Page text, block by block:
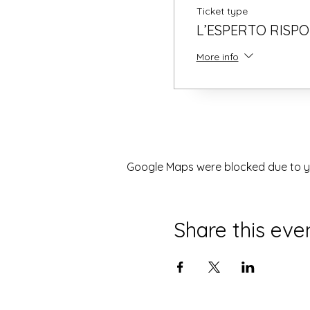
Ticket type
L’ESPERTO
More info
Google Maps were blocked due to
Share this